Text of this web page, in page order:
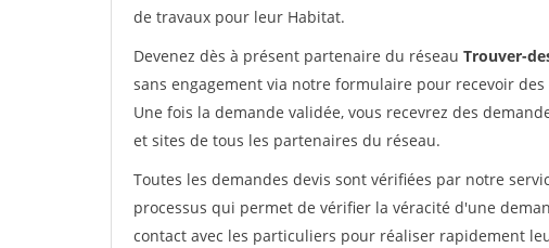
de travaux pour leur Habitat.
Devenez dès à présent partenaire du réseau Trouver-
sans engagement via notre formulaire pour recevoir
Une fois la demande validée, vous recevrez des
et sites de tous les partenaires du réseau.
Toutes les demandes devis sont vérifiées par notre
processus qui permet de vérifier la véracité d'une
contact avec les particuliers pour réaliser rapidement